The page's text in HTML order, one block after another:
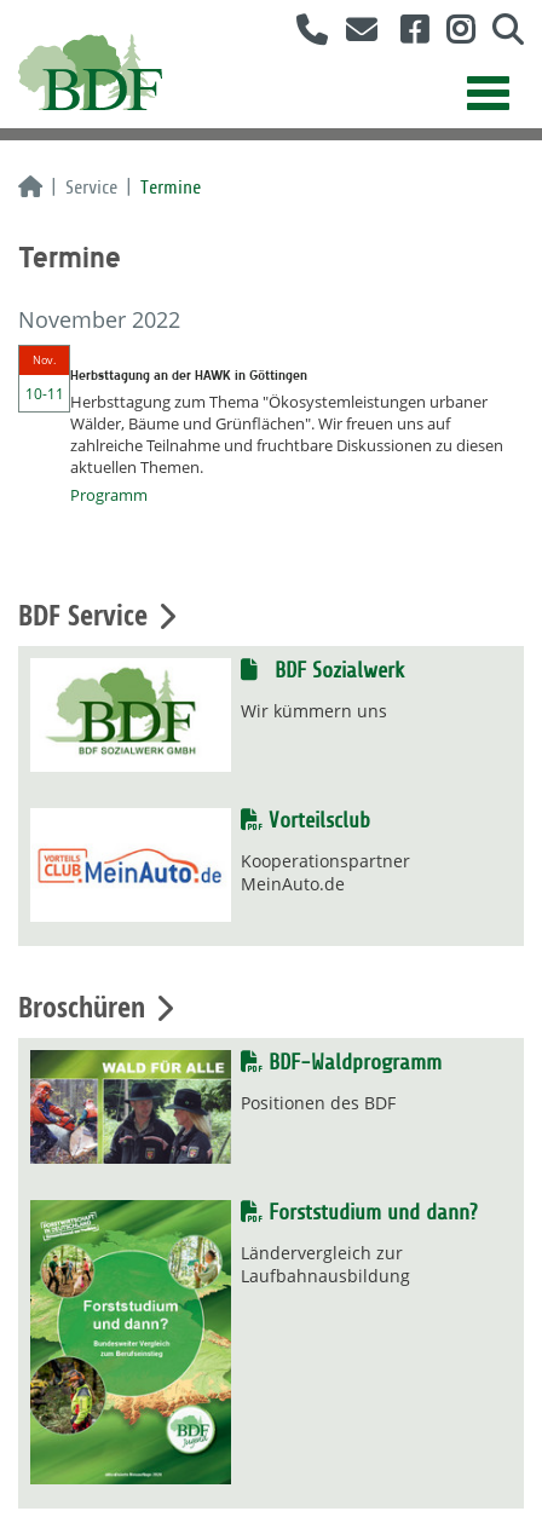
Service Termine
Termine
November 2022
Nov.
10-11
Herbsttagung an der HAWK in Göttingen
Herbsttagung zum Thema "Ökosystemleistungen urbaner
Wälder, Bäume und Grünflächen". Wir freuen uns auf
zahlreiche Teilnahme und fruchtbare Diskussionen zu diesen
aktuellen Themen.
Programm
BDF Service
BDF Sozialwerk
Wir kümmern uns
Vorteilsclub
Kooperationspartner
MeinAuto.de
Broschüren
BDF-Waldprogramm
Positionen des BDF
Forststudium und dann?
Ländervergleich zur
Laufbahnausbildung